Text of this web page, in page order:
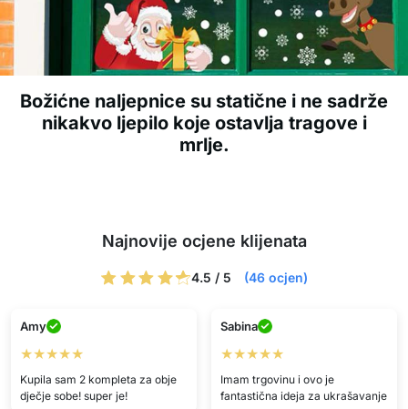
Božićne naljepnice su statične i ne sadrže
nikakvo ljepilo koje ostavlja tragove i
mrlje.
Najnovije ocjene klijenata
4.5 / 5 (46 ocjen)
Amy
★★★★★
Kupila sam 2 kompleta za obje
dječje sobe! super je!
Sabina
★★★★★
Imam trgovinu i ovo je
fantastična ideja za ukrašavanje